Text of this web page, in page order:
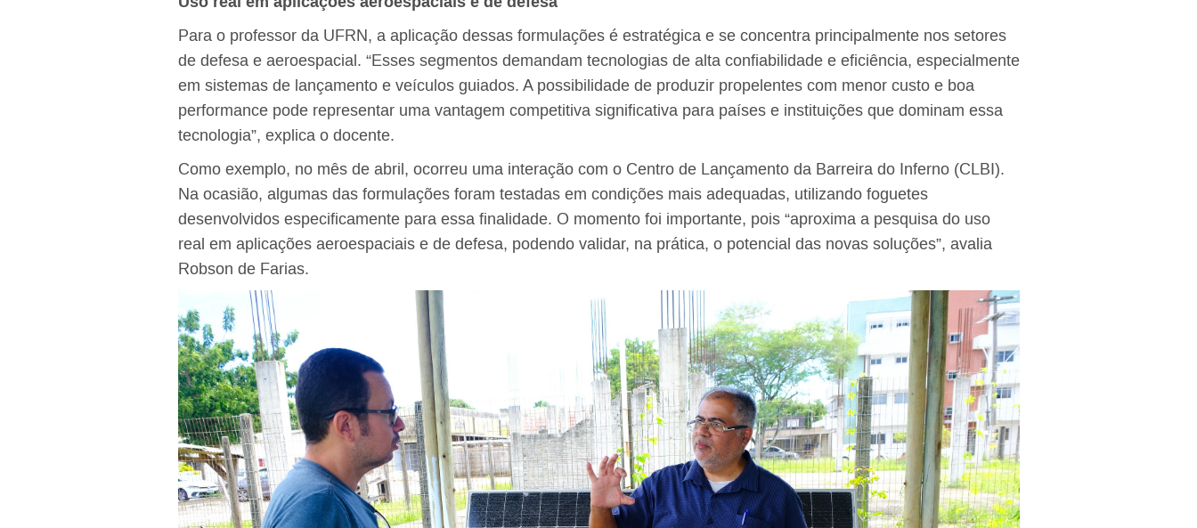
Para o professor da UFRN, a aplicação dessas formulações é estratégica e se concentra principalmente nos setores
de defesa e aeroespacial. “Esses segmentos demandam tecnologias de alta confiabilidade e eficiência, especialmente
em sistemas de lançamento e veículos guiados. A possibilidade de produzir propelentes com menor custo e boa
performance pode representar uma vantagem competitiva significativa para países e instituições que dominam essa
tecnologia”, explica o docente.
Como exemplo, no mês de abril, ocorreu uma interação com o Centro de Lançamento da Barreira do Inferno (CLBI).
Na ocasião, algumas das formulações foram testadas em condições mais adequadas, utilizando foguetes
desenvolvidos especificamente para essa finalidade. O momento foi importante, pois “aproxima a pesquisa do uso
real em aplicações aeroespaciais e de defesa, podendo validar, na prática, o potencial das novas soluções”, avalia
Robson de Farias.